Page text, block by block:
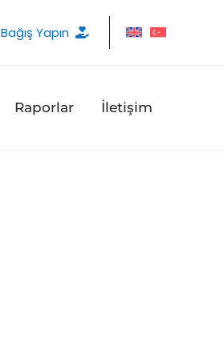
Bağış Yapın
Raporlar İletişim